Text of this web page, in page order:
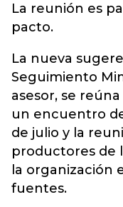
La reunión es
pacto.
La nueva
Seguimiento
asesor, se
un encuentro
de julio y la
productores de
la organización
fuentes.